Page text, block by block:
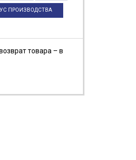
товара – в
ПРОИЗВОДСТВА